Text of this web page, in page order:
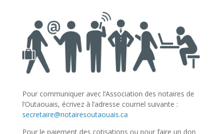
Pour communiquer avec l’Association des notaires de
l’Outaouais, écrivez à l’adresse courriel suivante :
secretaire@notairesoutaouais.ca
Pour le paiement des cotisations ou pour faire un don